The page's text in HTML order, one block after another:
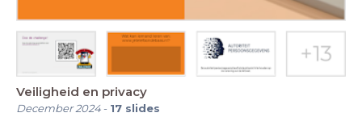
Veiligheid en privacy
December 2024- 17 slides